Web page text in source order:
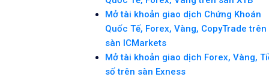
Mở tài khoản giao dịch Chứng Khoán
Quốc Tế, Forex, Vàng, CopyTrade trên
sàn ICMarkets
Mở tài khoản giao dịch Forex, Vàng,
số trên sàn Exness